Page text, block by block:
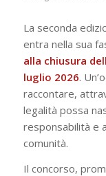
La seconda
entra nella sua
alla chiusura
luglio 2026.
raccontare,
legalità possa
responsabilità e
comunità.
Il concorso,